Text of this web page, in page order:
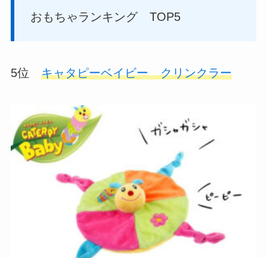
おもちゃランキング TOP5
5位 キャタピーベイビー クリンクラー